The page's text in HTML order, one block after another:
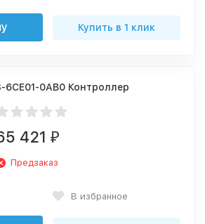
Купить в 1 клик
6CE01-0AB0 Контроллер
421 ₽
Предзаказ
В избранное